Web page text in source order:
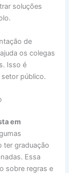
soluções
de
os colegas
Isso é
público.
em
ter graduação
Essa
sobre regras e